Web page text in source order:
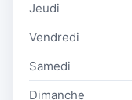
Jeudi
Vendredi
Samedi
Dimanche